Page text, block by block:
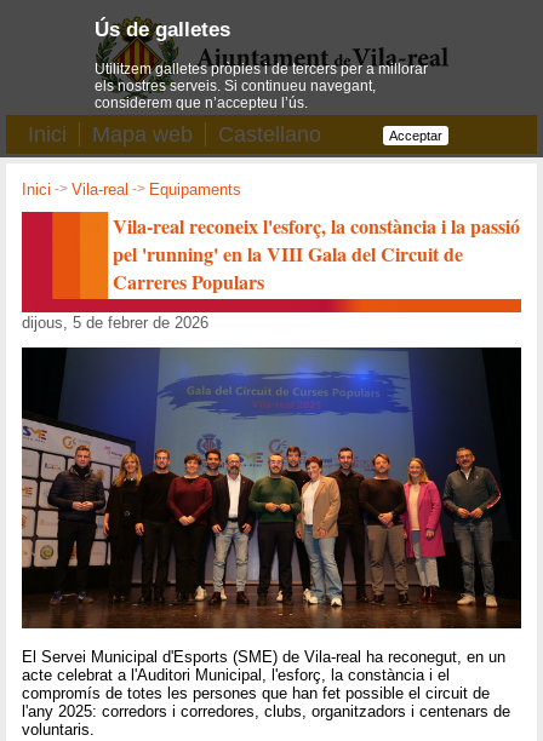
Inici Mapa web Castellano
Inici ->Vila-real -> Equipaments
Vila-real reconeix l'esforç, la constància i la passió
pel 'running' en la VIII Gala del Circuit de
Carreres Populars
dijous, 5 de febrer de 2026
El Servei Municipal d'Esports (SME) de Vila-real ha reconegut, en un
acte celebrat a l'Auditori Municipal, l'esforç, la constància i el
compromís de totes les persones que han fet possible el circuit de
l'any 2025: corredors i corredores, clubs, organitzadors i centenars de
voluntaris.
Ús de galletes
Utilitzem galletes pròpies i de tercers per a millorar
els nostres serveis. Si continueu navegant,
considerem que n’accepteu l’ús.
Acceptar